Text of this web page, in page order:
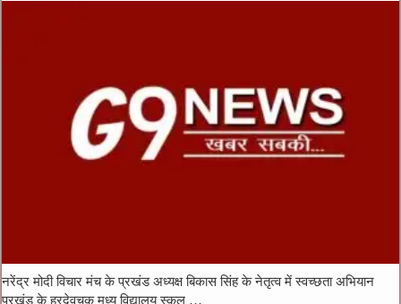
नरेंद्र मोदी विचार मंच के प्रखंड अध्यक्ष बिकास सिंह के नेतृत्व में स्वच्छता अभियान
प्रखंड के हरदेवचक मध्य विद्यालय स्कूल …